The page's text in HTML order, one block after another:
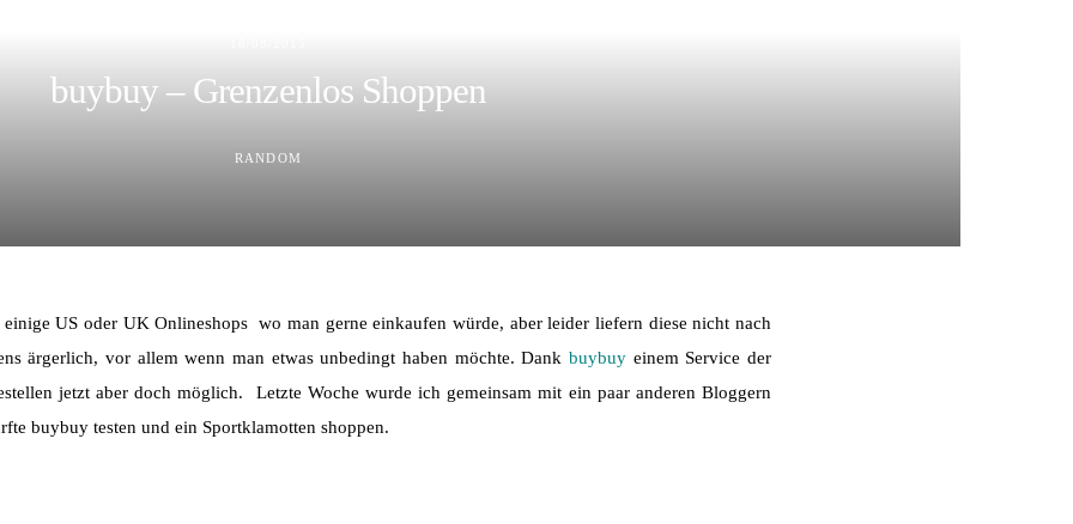
buybuy – Grenzenlos Shoppen
RANDOM
US oder UK Onlineshops wo man gerne einkaufen würde, aber leider liefern diese nicht nach
ärgerlich, vor allem wenn man etwas unbedingt haben möchte. Dank buybuy einem Service der
jetzt aber doch möglich. Letzte Woche wurde ich gemeinsam mit ein paar anderen Bloggern
buybuy testen und ein Sportklamotten shoppen.